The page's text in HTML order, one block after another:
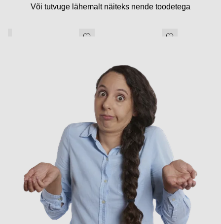
Või tutvuge lähemalt näiteks nende toodetega